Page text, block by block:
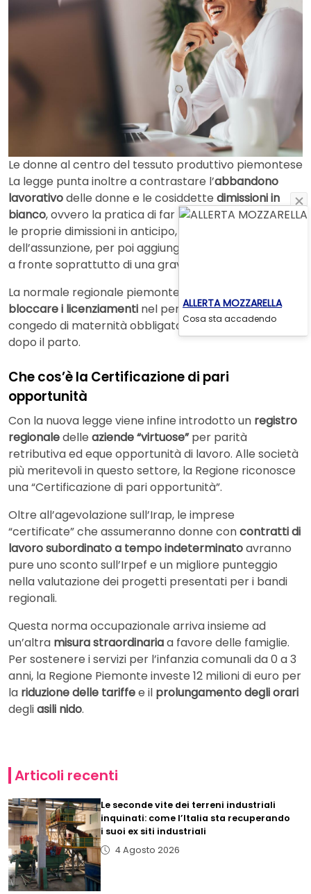
Le donne al centro del tessuto produttivo piemontese
La legge punta inoltre a contrastare l’abbandono
lavorativodelle donne e le cosiddette dimissioni in
bianco, ovvero la pratica di far firmare alle lavoratrici
le proprie dimissioni in anticipo, ossia al momento
dell’assunzione, per poi aggiungere la data desiderata
a fronte soprattutto di una gravidanza.
La normale regionale piemontese vuole anche
bloccare i licenziamenti nel periodo compreso tra il
congedo di maternità obbligatorio e il primo triennio
dopo il parto.
Che cos’è la Certificazione di pari
opportunità
Con la nuova legge viene infine introdotto un registro
regionaledelle aziende “virtuose”per parità
retributiva ed eque opportunità di lavoro. Alle società
più meritevoli in questo settore, la Regione riconosce
una “Certificazione di pari opportunità”.
Oltre all’agevolazione sull’Irap, le imprese
“certificate” che assumeranno donne concontratti di
lavoro subordinato a tempo indeterminatoavranno
pure uno sconto sull’Irpef e un migliore punteggio
nella valutazione dei progetti presentati per i bandi
regionali.
Questa norma occupazionale arriva insieme ad
un’altra misura straordinariaa favore delle famiglie.
Per sostenere i servizi per l’infanzia comunali da 0 a 3
anni, la Regione Piemonte investe 12 milioni di euro per
la riduzione delle tariffee il prolungamento degli orari
degliasili nido.
Articoli recenti
Le seconde vite dei terreni industriali
inquinati: come l’Italia sta recuperando
i suoi ex siti industriali
4 Agosto 2026
ALLERTA MOZZARELLA
Cosa sta accadendo